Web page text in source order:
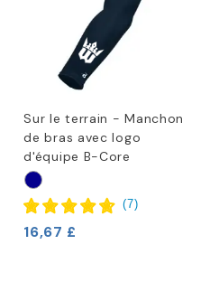
Sur le terrain - Manchon
de bras avec logo
d'équipe B-Core
(7)
16,67 £